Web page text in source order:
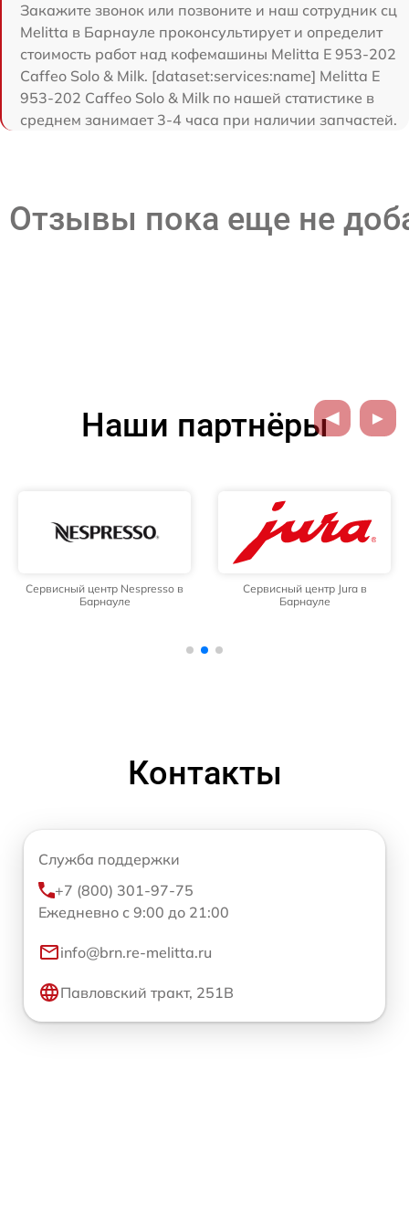
Закажите звонок или позвоните и наш сотрудник сц
Melitta в Барнауле проконсультирует и определит
стоимость работ над кофемашины Melitta Е 953-202
Caffeo Solo & Milk. [dataset:services:name] Melitta Е
953-202 Caffeo Solo & Milk по нашей статистике в
среднем занимает 3-4 часа при наличии запчастей.
Отзывы пока еще не
Наши партнёры
Сервисный центр Nespresso в
Барнауле
Сервисный центр Jura в
Барнауле
Контакты
Служба поддержки
+7 (800) 301-97-75
Ежедневно с 9:00 до 21:00
info@brn.re-melitta.ru
Павловский тракт, 251В